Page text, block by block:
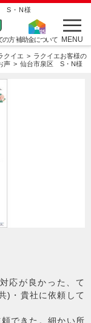
S・N様
の方補助金について MENU
クイエ
ラクイエお客様の
声
仙台市泉区 S・N様
応が良かった、て
)・貴社に依頼して
できた。細かい所